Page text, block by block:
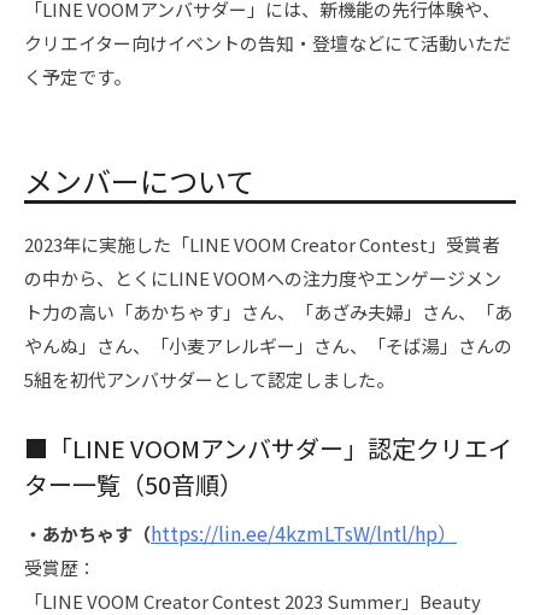
「LINE VOOMアンバサダー」には、新機能の先行体験や、
クリエイター向けイベントの告知・登壇などにて活動いただ
く予定です。
メンバーについて
2023年に実施した「LINE VOOM Creator Contest」受賞者
の中から、とくにLINE VOOMへの注力度やエンゲージメン
ト力の高い「あかちゃす」さん、「あざみ夫婦」さん、「あ
やんぬ」さん、「小麦アレルギー」さん、「そば湯」さんの
5組を初代アンバサダーとして認定しました。
■「LINE VOOMアンバサダー」認定クリエイ
ター一覧（50音順）
・あかちゃす（https://lin.ee/4kzmLTsW/lntl/hp）
受賞歴：
「LINE VOOM Creator Contest 2023 Summer」Beauty